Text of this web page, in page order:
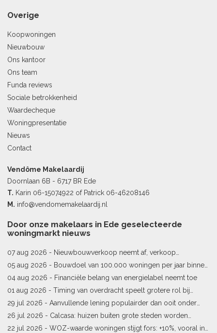
Overige
Koopwoningen
Nieuwbouw
Ons kantoor
Ons team
Funda reviews
Sociale betrokkenheid
Waardecheque
Woningpresentatie
Nieuws
Contact
Vendôme Makelaardij
Doornlaan 6B - 6717 BR Ede
T. Karin 06-15074922 of Patrick 06-46208146
M. info@vendomemakelaardij.nl
Door onze makelaars in Ede geselecteerde
woningmarkt nieuws
07 aug 2026 - Nieuwbouwverkoop neemt af, verkoop
bestaande woningen stijgt
05 aug 2026 - Bouwdoel van 100.000 woningen per jaar binnen
bereik
04 aug 2026 - Financiële belang van energielabel neemt toe
01 aug 2026 - Timing van overdracht speelt grotere rol bij
woningprijs
29 jul 2026 - Aanvullende lening populairder dan ooit onder
starters
26 jul 2026 - Calcasa: huizen buiten grote steden worden
sneller meer waard
22 jul 2026 - WOZ-waarde woningen stijgt fors: +10%, vooral in